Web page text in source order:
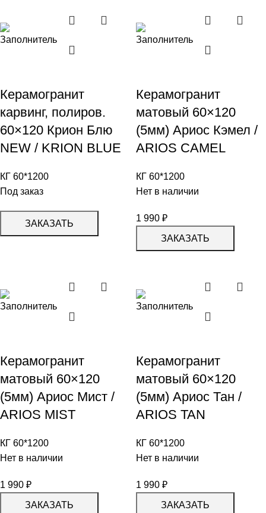
Керамогранит
карвинг, полиров.
60×120 Крион Блю
NEW / KRION BLUE
КГ 60*1200
Под заказ
ЗАКАЗАТЬ
Керамогранит
матовый 60×120
(5мм) Ариос Кэмел /
ARIOS CAMEL
КГ 60*1200
Нет в наличии
1 990 ₽
ЗАКАЗАТЬ
Керамогранит
матовый 60×120
(5мм) Ариос Мист /
ARIOS MIST
КГ 60*1200
Нет в наличии
1 990 ₽
ЗАКАЗАТЬ
Керамогранит
матовый 60×120
(5мм) Ариос Тан /
ARIOS TAN
КГ 60*1200
Нет в наличии
1 990 ₽
ЗАКАЗАТЬ